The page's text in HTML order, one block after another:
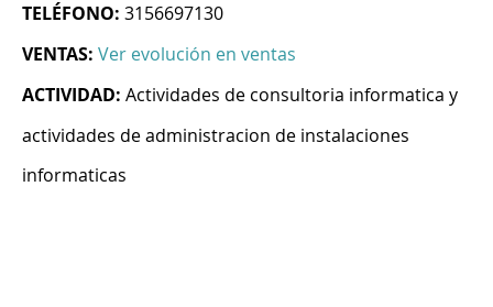
TELÉFONO: 3156697130
VENTAS: Ver evolución en ventas
ACTIVIDAD: Actividades de consultoria informatica y
actividades de administracion de instalaciones
informaticas